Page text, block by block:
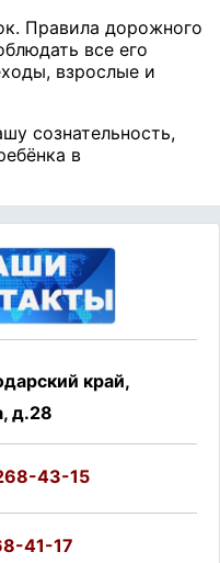
Правила дорожного
все его
взрослые и
сознательность,
в
край,
д.28
43-15
41-17